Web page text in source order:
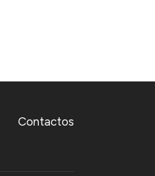
Contactos